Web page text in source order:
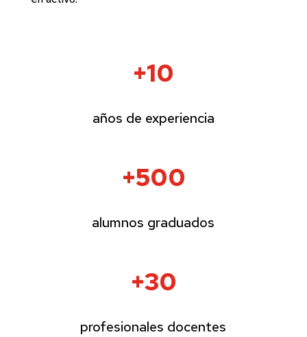
+10
años de experiencia
+500
alumnos graduados
+30
profesionales docentes